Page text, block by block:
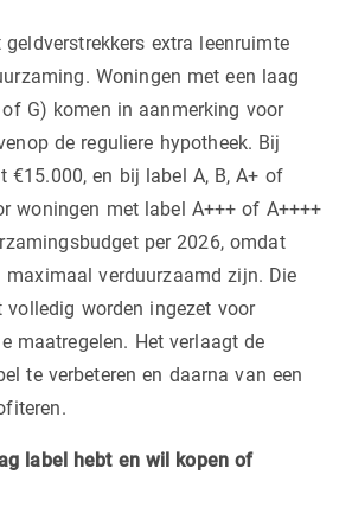
extra leenruimte
Woningen met een laag
of G) komen in aanmerking voor
de reguliere hypotheek. Bij
€15.000, en bij label A, B, A+ of
woningen met label A+++ of A++++
per 2026, omdat
maximaal verduurzaamd zijn. Die
volledig worden ingezet voor
maatregelen. Het verlaagt de
te verbeteren en daarna van een
label hebt en wil kopen of